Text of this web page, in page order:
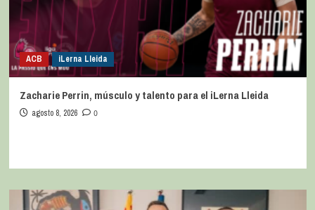
ACB iLerna Lleida
Zacharie Perrin, músculo y talento para el iLerna Lleida
agosto 8, 2026 0